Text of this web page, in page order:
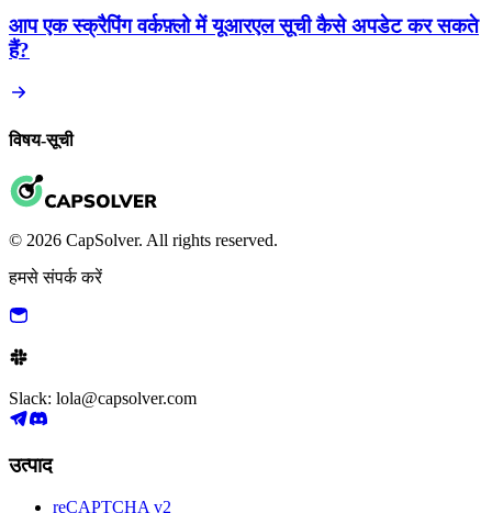
आप एक स्क्रैपिंग वर्कफ़्लो में यूआरएल सूची कैसे अपडेट कर सकते
हैं?
विषय-सूची
© 2026 CapSolver. All rights reserved.
हमसे संपर्क करें
Slack: lola@capsolver.com
उत्पाद
reCAPTCHA v2